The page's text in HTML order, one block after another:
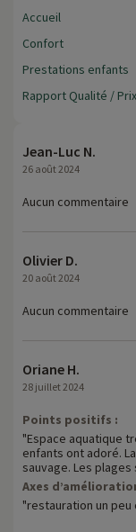
Accueil
Confort
Prestations enfants
Rapport Qualité / Prix
Jean-Luc N.
26 août 2024
Aucun commentaire
Olivier D.
20 août 2024
Aucun commentaire
Oriane H.
28 juillet 2024
Points positifs :
"Espace aquatique
enfants ont adoré.
sauvage. Les
Axes
"restauration un peu